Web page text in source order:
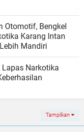
Otomotif, Bengkel
Karang Intan
Mandiri
Lapas Narkotika
Tampilkan